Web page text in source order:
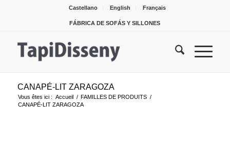
Castellano English Français
FÁBRICA DE SOFÁS Y SILLONES
CANAPÉ-LIT ZARAGOZA
Vous êtes ici : Accueil / FAMILLES DE PRODUITS /
CANAPÉ-LIT ZARAGOZA